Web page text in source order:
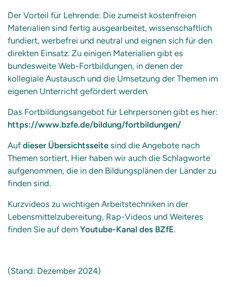
Der Vorteil für Lehrende: Die zumeist kostenfreien
Materialien sind fertig ausgearbeitet, wissenschaftlich
fundiert, werbefrei und neutral und eignen sich für den
direkten Einsatz. Zu einigen Materialien gibt es
bundesweite Web-Fortbildungen, in denen der
kollegiale Austausch und die Umsetzung der Themen im
eigenen Unterricht gefördert werden.
Das Fortbildungsangebot für Lehrpersonen gibt es hier:
https://www.bzfe.de/bildung/fortbildungen/
Auf dieser Übersichtsseite sind die Angebote nach
Themen sortiert. Hier haben wir auch die Schlagworte
aufgenommen, die in den Bildungsplänen der Länder zu
finden sind.
Kurzvideos zu wichtigen Arbeitstechniken in der
Lebensmittelzubereitung, Rap-Videos und Weiteres
finden Sie auf dem Youtube-Kanal des BZfE.
(Stand: Dezember 2024)